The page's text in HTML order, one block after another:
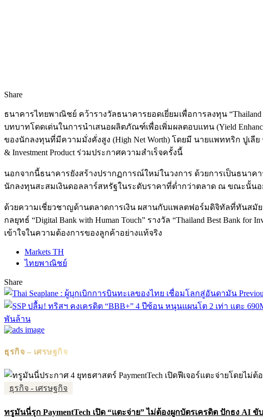
Share
ธนาคารไทยพาณิชย์ คว้ารางวัลธนาคารยอดเยี่ยมเพื่อการลงทุน “Thailand
บทบาทโดดเด่นในการนำเสนอผลิตภัณฑ์เพื่อเพิ่มผลตอบแทน (Yield
ของนักลงทุนที่มีความมั่งคั่งสูง (High Net Worth) โดยมี นายแพททริก ปูเลี
& Investment Product ร่วมประกาศความสำเร็จครั้งนี้
นอกจากนี้ธนาคารยังสร้างปรากฏการณ์ใหม่ในวงการ ด้วยการเป็นธนาคา
นักลงทุนสะสมเงินดอลลาร์สหรัฐในระดับราคาที่ต่ำกว่าตลาด ณ ขณะนั้น
ด้วยความเชี่ยวชาญด้านตลาดการเงิน ผสานกับแพลตฟอร์มดิจิทัลที่ทันส
กลยุทธ์ “Digital Bank with Human Touch” รางวัล “Thailand Best
เข้าใจในความต้องการของลูกค้าอย่างแท้จริง
Markets TH
ไทยพาณิชย์
Share
พันล้าน
ธุรกิจ – เศรษฐกิจ
ธุรกิจ - เศรษฐกิจ
ทรูมันนี่รุก PaymentTech เปิด “แตะจ่าย” ไม่ต้องผูกบัตรเครดิต ปักธง AI ขั